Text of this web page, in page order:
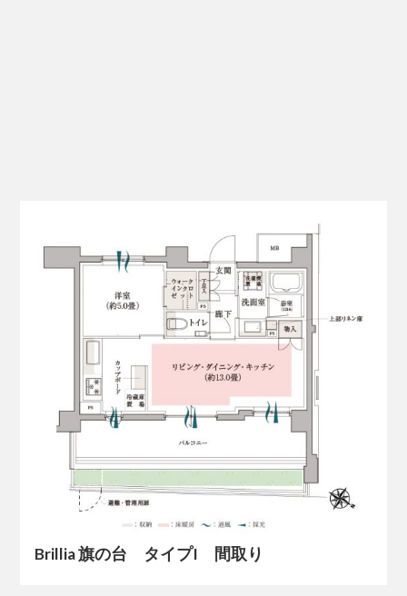
Brillia 旗の台 タイプI 間取り